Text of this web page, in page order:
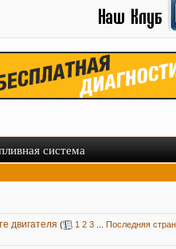
система
двигателя ( 1 2 3
Последняя